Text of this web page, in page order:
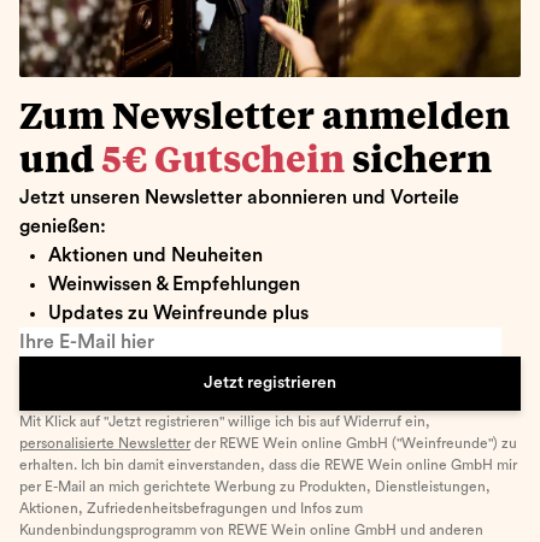
Zum Newsletter anmelden
und 5€ Gutschein sichern
Jetzt unseren Newsletter abonnieren und Vorteile
genießen:
Aktionen und Neuheiten
Weinwissen & Empfehlungen
Updates zu Weinfreunde plus
Ihre E-Mail hier
Jetzt registrieren
Mit Klick auf "Jetzt registrieren" willige ich bis auf Widerruf ein,
personalisierte Newsletter der REWE Wein online GmbH ("Weinfreunde") zu
erhalten. Ich bin damit einverstanden, dass die REWE Wein online GmbH mir
per E-Mail an mich gerichtete Werbung zu Produkten, Dienstleistungen,
Aktionen, Zufriedenheitsbefragungen und Infos zum
Kundenbindungsprogramm von REWE Wein online GmbH und anderen